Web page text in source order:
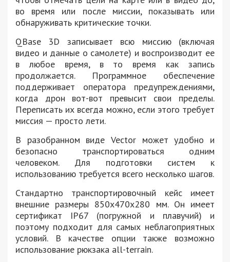
во время или после миссии, показывать или
обнаруживать критические точки.
QBase 3D записывает всю миссию (включая
видео и данные о самолете) и воспроизводит ее
в любое время, в то время как запись
продолжается. Программное обеспечение
поддерживает оператора предупреждениями,
когда дрон вот-вот превысит свои пределы.
Переписать их всегда можно, если этого требует
миссия — просто лети.
В разобранном виде Vector может удобно и
безопасно транспортироваться одним
человеком. Для подготовки систем к
использованию требуется всего несколько шагов.
Стандартно транспортировочный кейс имеет
внешние размеры 850х470х280 мм. Он имеет
сертификат IP67 (погружной и плавучий) и
поэтому подходит для самых неблагоприятных
условий. В качестве опции также возможно
использование рюкзака all-terrain.